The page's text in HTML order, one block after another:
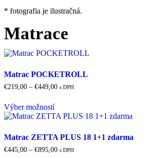
* fotografia je ilustračná.
Matrace
Matrac POCKETROLL
€219,00 – €449,00Price
€449,00
s DPH
Výber možnostíprodukt
má
variantov.
si
Matrac ZETTA PLUS 18 1+1 zdarma
€445,00 – €895,00Price
s DPH